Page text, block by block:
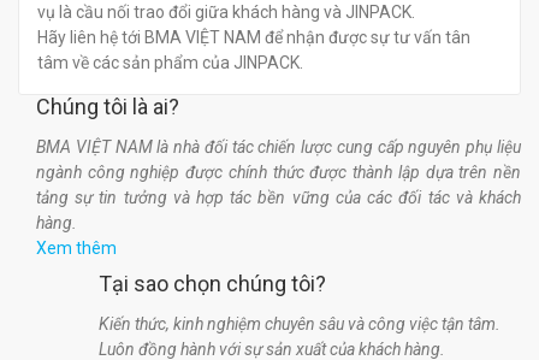
vụ là cầu nối trao đổi giữa khách hàng và JINPACK.
Hãy liên hệ tới BMA VIỆT NAM để nhận được sự tư vấn tân
tâm về các sản phẩm của JINPACK.
Chúng tôi là ai?
BMA VIỆT NAM là nhà đối tác chiến lược cung cấp nguyên phụ liệu
ngành công nghiệp được chính thức được thành lập dựa trên nền
tảng sự tin tưởng và hợp tác bền vững của các đối tác và khách
hàng.
Xem thêm
Tại sao chọn chúng tôi?
Kiến thức, kinh nghiệm chuyên sâu và công việc tận tâm.
Luôn đồng hành với sự sản xuất của khách hàng.